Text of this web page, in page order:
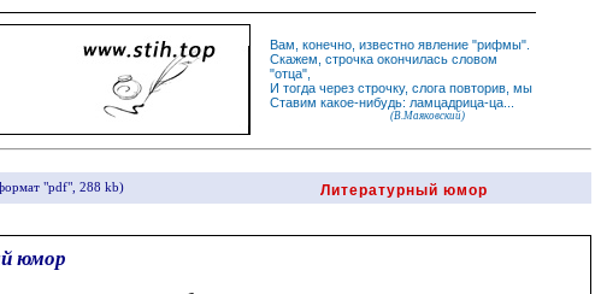
Вам, конечно, известно явление "рифмы".
Скажем, строчка окончилась словом
"отца",
И тогда через строчку, слога повторив, мы
Ставим какое-нибудь: ламцадрица-ца...
(В.Маяковский)
"pdf", 288 kb)
Литературный юмор
юмор